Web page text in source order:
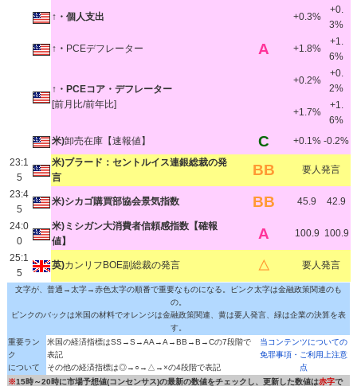
A
↑・個人支出 +0.3%
+0.
3%
↑・ PCEデフレーター +1.8%
+1.
6%
↑・PCEコア・デフレーター
[前月比/前年比]
+0.2%
+0.
2%
+1.7%
+1.
6%
米)卸売在庫【速報値】 C +0.1% -0.2%
23:1
5
米)ブラード：セントルイス連銀総裁の発
言
BB 要人発言
23:4
5
米)シカゴ購買部協会景気指数 BB 45.9 42.9
24:0
0
米)ミシガン大消費者信頼感指数【確報
値】
A 100.9 100.9
25:1
5
英)カンリフBOE副総裁の発言 △ 要人発言
文字が、普通→太字→赤色太字の順番で重要なものになる。ピンク太字は金融政策関連のも
の。
ピンクのバックは米国の材料でオレンジは金融政策関連、黄は要人発言、緑は企業の決算を表
す。
重要ラン
ク
について
米国の経済指標はSS→S→AA→A→BB→B→Cの7段階で
表記
その他の経済指標は◎→○→△→×の4段階で表記
当コンテンツについての
免罪事項・ご利用上注意
点
※15時～20時に市場予想値(コンセンサス)の最新の数値をチェックし、更新した数値は赤字で